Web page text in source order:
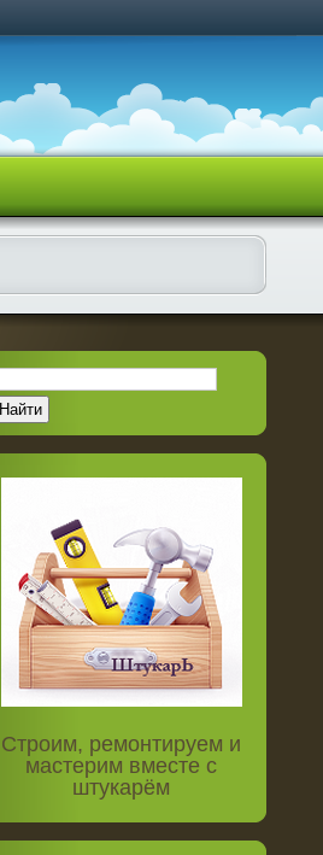
Строим, ремонтируем и
мастерим вместе с
штукарём